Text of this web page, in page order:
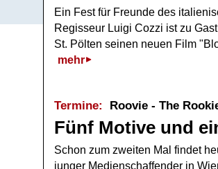
Ein Fest für Freunde des
Regisseur Luigi Cozzi ist zu
St. Pölten seinen neuen Film
mehr
Termine: Roovie - The
Fünf Motive und
Schon zum zweiten Mal findet
junger Medienschaffender in